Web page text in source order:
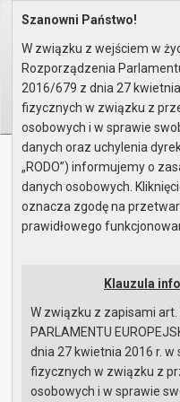
Home Organy Rada Miejska
Biuletyn
Urząd
Redakcja Instrukcja
Strona główna
Szanowni Państwo!
W związku z wejściem w
Rozporządzenia
2016/679 z dnia 27
fizycznych w związku z
osobowych i w sprawie
danych oraz uchylenia
„RODO”) informujemy o
danych osobowych.
oznacza zgodę na
prawidłowego
Klauzula
W związku z zapisami art.
PARLAMENTU
dnia 27 kwietnia 2016 r.
fizycznych w związku z
osobowych i w sprawie